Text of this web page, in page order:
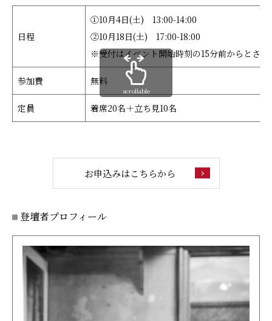
日程
①10月4日(土) 13:00-14:00
②10月18日(土) 17:00-18:00
※受付はイベント開始時刻の15分前からとさせ
参加費 無料
定員 着席20名＋立ち見10名
scrollable
お申込みはこちらから
登壇者プロフィール